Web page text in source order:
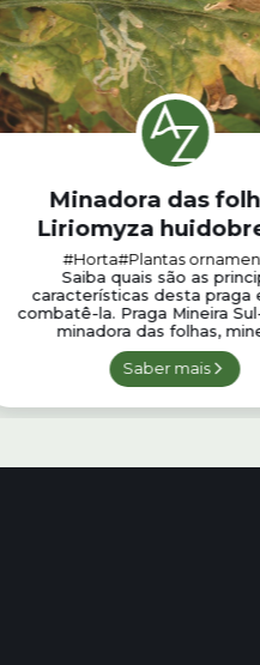
Minadora das
Liriomyza
#Horta#Plantas
Saiba quais são as
características desta praga
combatê-la. Praga Mineira
minadora das folhas,
Saber mais